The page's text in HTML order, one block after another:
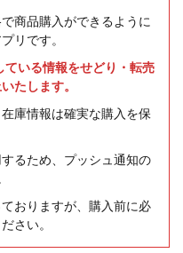
商品購入ができるように
リです。
いる情報をせどり・転売
たします。
庫情報は確実な購入を保
るため、プッシュ通知の
おりますが、購入前に必
さい。